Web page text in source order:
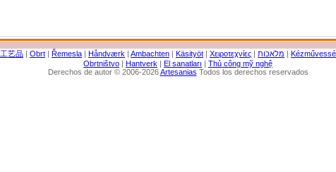
工艺品 | Obrt | Řemesla | Håndværk | Ambachten | Käsityöt | Χειροτεχνίες | מלאכות |
Obrtništvo | Hantverk | El sanatları | Thủ công mỹ nghệ
Derechos de autor © 2006-2026Artesanias Todos los derechos reservados